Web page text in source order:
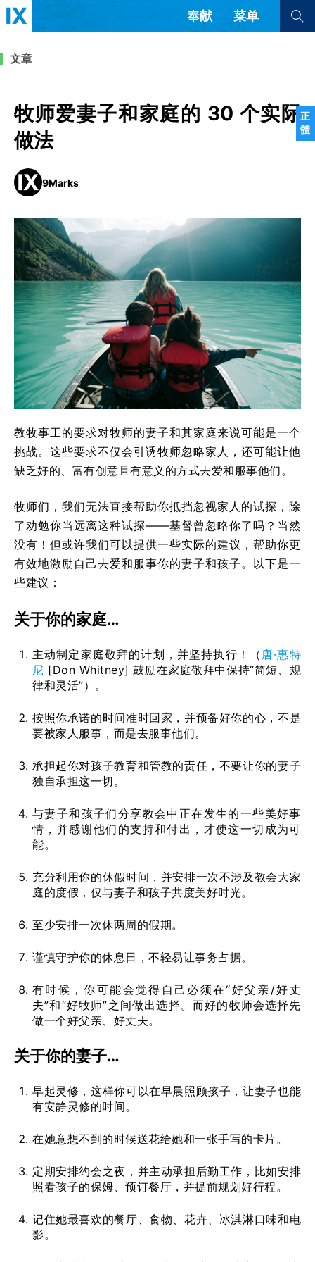
正
體
奉献 菜单
来信
教会带领
福音传讲与宣教 成员制与教会纪律
团契生活与祷告
查看全部
查看全部
西班牙语
葡萄牙语
俄语
乌兹别克语
达里语
波斯语
法语
罗马尼亚语
越南语
意大利语
德语
韩语
土耳其语
阿拉伯语
阿尔巴尼亚语
塞尔维亚语 柬埔寨语
文章
牧师爱妻子和家庭的 30 个实际
做法
9Marks
教牧事工的要求对牧师的妻子和其家庭来说可能是一个
挑战。这些要求不仅会引诱牧师忽略家人，还可能让他
缺乏好的、富有创意且有意义的方式去爱和服事他们。
牧师们，我们无法直接帮助你抵挡忽视家人的试探，除
了劝勉你当远离这种试探——基督曾忽略你了吗？当然
没有！但或许我们可以提供一些实际的建议，帮助你更
有效地激励自己去爱和服事你的妻子和孩子。以下是一
些建议：
关于你的家庭…
主动制定家庭敬拜的计划，并坚持执行！（ 唐·惠特
尼 [Don Whitney] 鼓励在家庭敬拜中保持“简短、规
律和灵活”）。
按照你承诺的时间准时回家，并预备好你的心，不是
要被家人服事，而是去服事他们。
承担起你对孩子教育和管教的责任，不要让你的妻子
独自承担这一切。
与妻子和孩子们分享教会中正在发生的一些美好事
情，并感谢他们的支持和付出，才使这一切成为可
能。
充分利用你的休假时间，并安排一次不涉及教会大家
庭的度假，仅与妻子和孩子共度美好时光。
至少安排一次休两周的假期。
谨慎守护你的休息日，不轻易让事务占据。
有时候，你可能会觉得自己必须在“好父亲/好丈
夫”和“好牧师”之间做出选择。而好的牧师会选择先
做一个好父亲、好丈夫。
关于你的妻子…
早起灵修，这样你可以在早晨照顾孩子，让妻子也能
有安静灵修的时间。
在她意想不到的时候送花给她和一张手写的卡片。
定期安排约会之夜，并主动承担后勤工作，比如安排
照看孩子的保姆、预订餐厅，并提前规划好行程。
记住她最喜欢的餐厅、食物、花卉、冰淇淋口味和电
影。